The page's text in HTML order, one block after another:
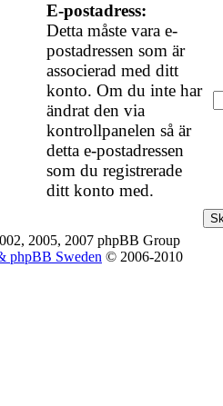
E-postadress:
Detta måste vara e-
postadressen som är
associerad med ditt
konto. Om du inte har
ändrat den via
kontrollpanelen så är
detta e-postadressen
som du registrerade
ditt konto med.
2005, 2007 phpBB Group
phpBB Sweden © 2006-2010